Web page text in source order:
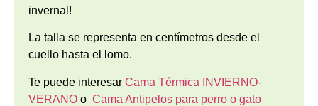
invernal!
La talla se representa en centímetros desde el
cuello hasta el lomo.
Te puede interesar Cama Térmica INVIERNO-
VERANO o Cama Antipelos para perro o gato